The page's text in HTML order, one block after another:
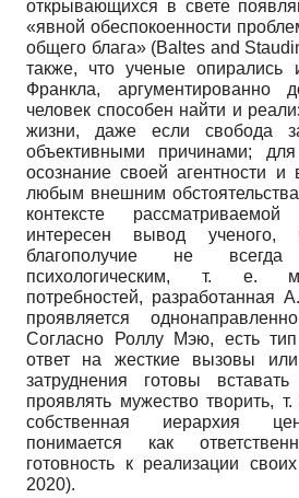
открывающихся в свете
«явной обеспокоенности
общего блага» (Baltes and
также, что ученые опирались
Франкла, аргументированно
человек способен найти и
жизни, даже если свобода
объективными причинами;
осознание своей агентности
любым внешним
контексте
интересен вывод ученого,
благополучие не
психологическим, т. е.
потребностей, разработанная
проявляется
Согласно Роллу Мэю, есть
ответ на жесткие вызовы или
затруднения готовы
проявлять мужество творить,
собственная иерархия
понимается как
готовность к реализации
2020).